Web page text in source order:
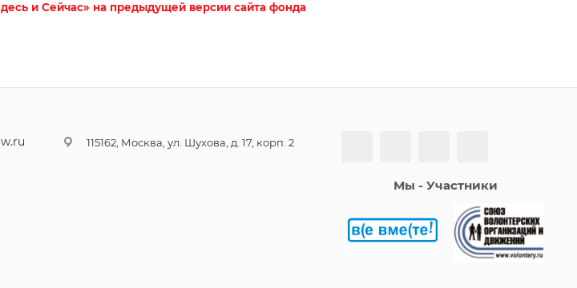
и Сейчас» на предыдущей версии сайта фонда
115162, Москва, ул. Шухова, д. 17, корп. 2
Мы - Участники